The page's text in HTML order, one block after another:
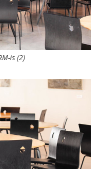
is (2)